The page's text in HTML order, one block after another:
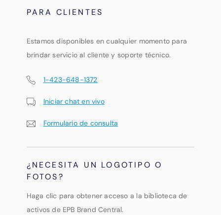
PARA CLIENTES
Estamos disponibles en cualquier momento para
brindar servicio al cliente y soporte técnico.
1-423-648-1372
Iniciar chat en vivo
Formulario de consulta
¿NECESITA UN LOGOTIPO O
FOTOS?
Haga clic para obtener acceso a la biblioteca de
activos de EPB Brand Central.